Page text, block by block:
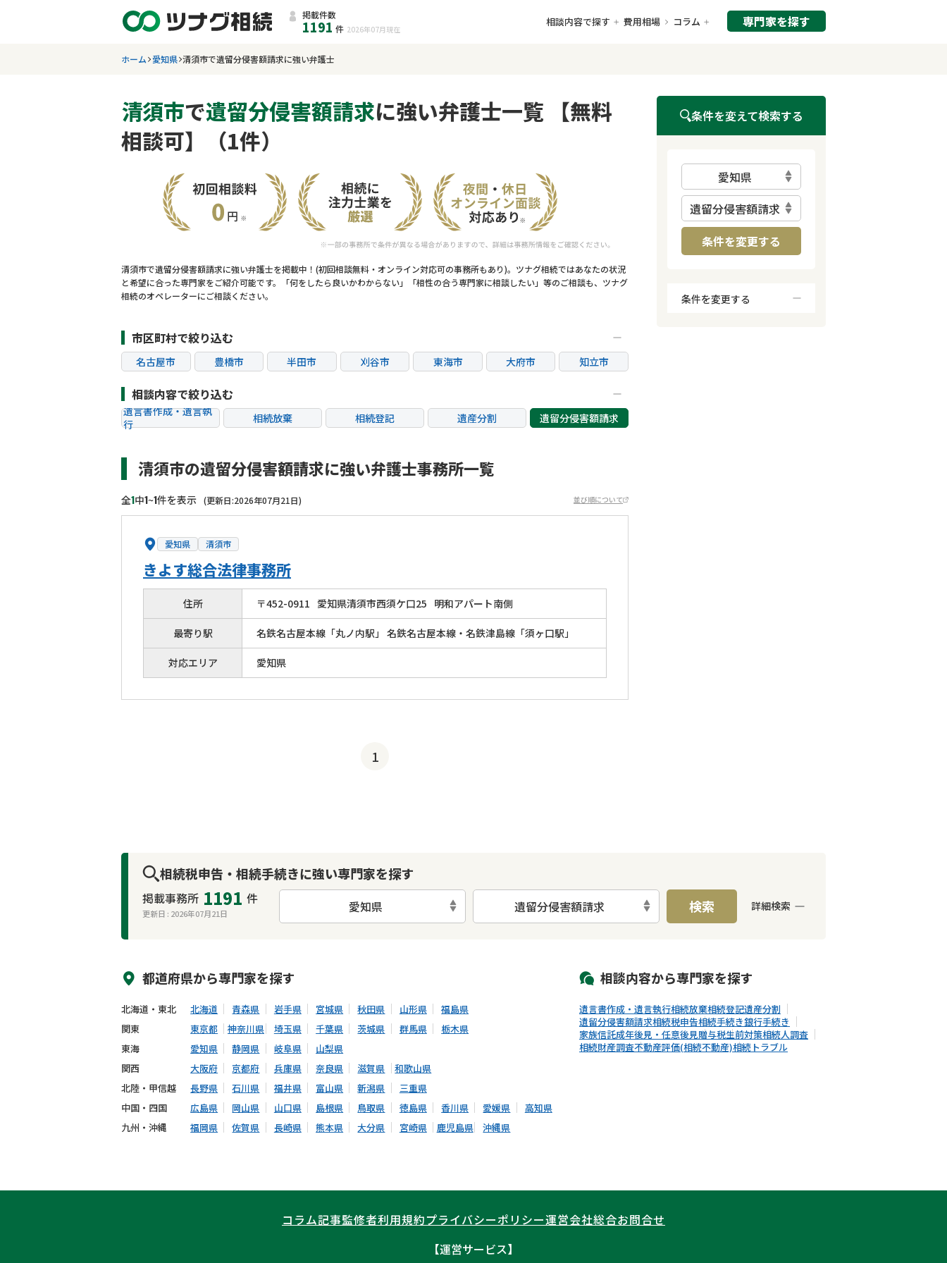
掲載件数
1191 件 2026年07月 現在
相談内容で探す 費用相場 コラム 専門家を探す
ホーム 愛知県 清須市で遺留分侵害額請求に強い弁護士
清須市で遺留分侵害額請求に強い弁護士一覧 【無料
相談可】（1件）
清須市で遺留分侵害額請求に強い弁護士を掲載中！(初回相談無料・オンライン対応可の事務所もあり)。ツナグ相続ではあなたの状況
と希望に合った専門家をご紹介可能です。「何をしたら良いかわからない」「相性の合う専門家に相談したい」等のご相談も、ツナグ
相続のオペレーターにご相談ください。
市区町村で絞り込む
名古屋市 豊橋市 半田市 刈谷市 東海市 大府市
知立市
相談内容で絞り込む
遺言書作成・遺言執
行
相続放棄 相続登記 遺産分割
遺留分侵害額請求
贈与税
生前対策 相続人調査 相続財産調査
清須市の遺留分侵害額請求に強い弁護士事務所一覧
全1中1~1件を表示 (更新日:2026年07月21日) 並び順について
愛知県 清須市
きよす総合法律事務所
住所 〒452-0911 愛知県清須市西須ケ口25 明和アパート南側
最寄り駅 名鉄名古屋本線「丸ノ内駅」 名鉄名古屋本線・名鉄津島線「須ヶ口駅」
対応エリア 愛知県
1
条件を変えて検索する
愛知県
遺留分侵害額請求
条件を変更する
条件を変更する
相続税申告・相続手続きに強い専門家を探す
掲載事務所 1191 件
更新日 : 2026年07月21日 愛知県 遺留分侵害額請求 検索 詳細検索
都道府県から専門家を探す
北海道・東北 北海道 青森県 岩手県 宮城県 秋田県 山形県
福島県
関東
東京都 神奈川県 埼玉県 千葉県 茨城県 群馬県
栃木県
東海
愛知県 静岡県 岐阜県
山梨県
関西
大阪府 京都府 兵庫県 奈良県 滋賀県
和歌山県
北陸・甲信越
長野県 石川県 福井県 富山県 新潟県
三重県
中国・四国
広島県 岡山県 山口県 島根県 鳥取県 徳島県 香川県 愛媛県
高知県
九州・沖縄
福岡県 佐賀県 長崎県 熊本県 大分県 宮崎県 鹿児島県 沖縄県
相談内容から専門家を探す
遺言書作成・遺言執行相続放棄相続登記遺産分割
遺留分侵害額請求相続税申告相続手続き銀行手続き
家族信託成年後見・任意後見贈与税生前対策相続人調査
相続財産調査不動産評価(相続不動産)相続トラブル
コラム記事監修者利用規約プライバシーポリシー運営会社総合お問合せ
【運営サービス】